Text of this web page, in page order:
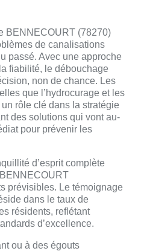
BENNECOURT (78270)
de canalisations
passé. Avec une approche
fiabilité, le débouchage
non de chance. Les
que l’hydrocurage et les
rôle clé dans la stratégie
des solutions qui vont au-
pour prévenir les
d’esprit complète
prévisibles. Le témoignage
dans le taux de
résidents, reflétant
d’excellence.
ou à des égouts